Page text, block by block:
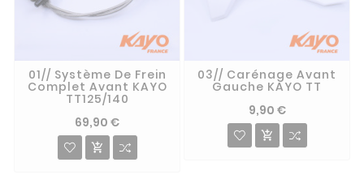
01// Système De Frein
Complet Avant KAYO
TT125/140
69,90 €

03// Carénage Avant
Gauche KAYO TT
9,90 €
